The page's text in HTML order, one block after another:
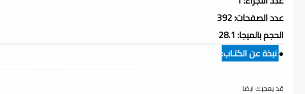
عدد الصفحات: 392
الحجم بالميجا: 28.1
●نبذة عن الكتـاب:
قد يعجبك ايضا